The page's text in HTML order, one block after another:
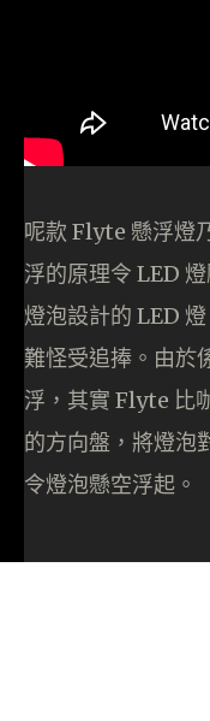
呢款 Flyte 懸浮燈
浮的原理令 LED
燈泡設計的 LED
難怪受追捧。由於
浮，其實 Flyte 比
的方向盤，將燈泡
令燈泡懸空浮起。